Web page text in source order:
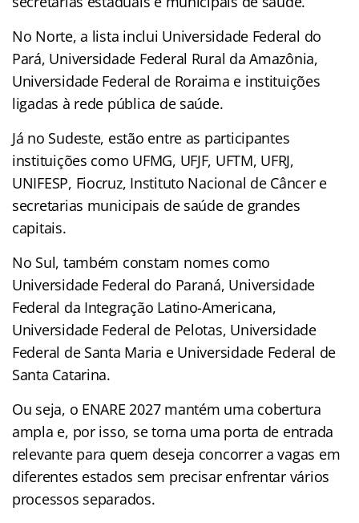
No Norte, a lista inclui Universidade Federal do
Pará, Universidade Federal Rural da Amazônia,
Universidade Federal de Roraima e instituições
ligadas à rede pública de saúde.
Já no Sudeste, estão entre as participantes
instituições como UFMG, UFJF, UFTM, UFRJ,
UNIFESP, Fiocruz, Instituto Nacional de Câncer e
secretarias municipais de saúde de grandes
capitais.
No Sul, também constam nomes como
Universidade Federal do Paraná, Universidade
Federal da Integração Latino-Americana,
Universidade Federal de Pelotas, Universidade
Federal de Santa Maria e Universidade Federal de
Santa Catarina.
Ou seja, o ENARE 2027 mantém uma cobertura
ampla e, por isso, se torna uma porta de entrada
relevante para quem deseja concorrer a vagas em
diferentes estados sem precisar enfrentar vários
processos separados.